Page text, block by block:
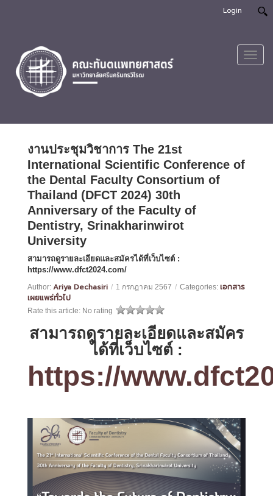
Login
งานประชุมวิชาการ The 21st
International Scientific Conference of
the Dental Faculty Consortium of
Thailand (DFCT 2024) 30th
Anniversary of the Faculty of
Dentistry, Srinakharinwirot
University
สามารถดูรายละเอียดและสมัครได้ที่เว็บไซต์ :
https://www.dfct2024.com/
Author: Ariya Dechasiri / 1 กรกฎาคม 2567 / Categories: เอกสาร
เผยแพร่ทั่วไป
Rate this article: No rating
สามารถดูรายละเอียดและสมัคร
ได้ที่เว็บไซต์ :
https://